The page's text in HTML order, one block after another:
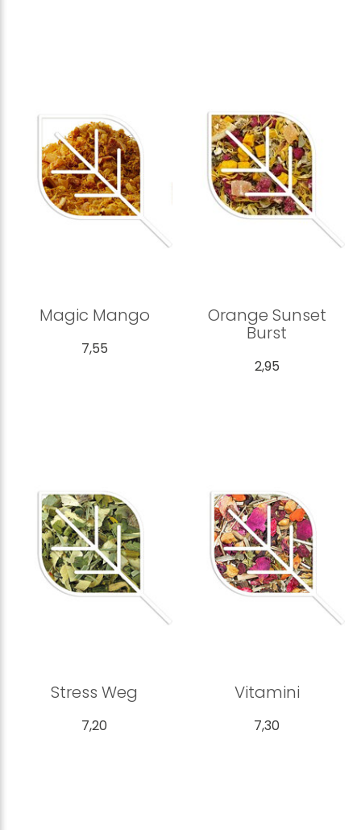
Magic Mango
7,55
Orange Sunset
Burst
2,95
Stress Weg
7,20
Vitamini
7,30